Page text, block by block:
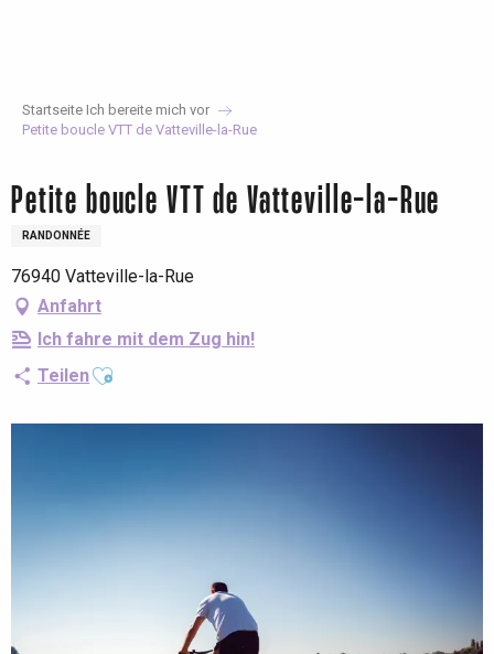
Startseite Ich bereite mich vor
Petite boucle VTT de Vatteville-la-Rue
Petite boucle VTT de Vatteville-la-Rue
RANDONNÉE
76940 Vatteville-la-Rue
Anfahrt
Ich fahre mit dem Zug hin!
TeilenAjouter aux favoris